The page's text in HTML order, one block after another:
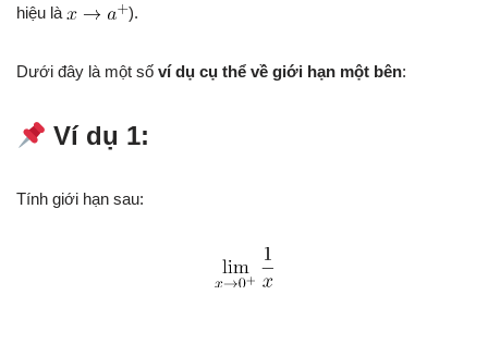
hiệu là
).
Dưới đây là một số ví dụ cụ thể về giới hạn một bên:
Ví dụ 1:
Tính giới hạn sau: